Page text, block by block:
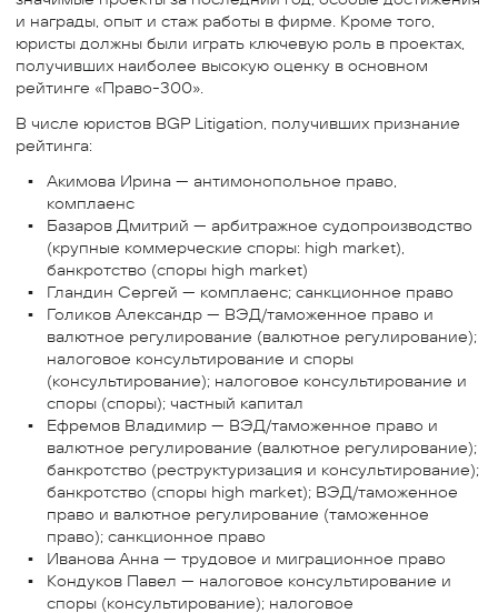
и награды, опыт и стаж работы в фирме. Кроме того,
юристы должны были играть ключевую роль в проектах,
получивших наиболее высокую оценку в основном
рейтинге «Право-300».
В числе юристов BGP Litigation, получивших признание
рейтинга:
Акимова Ирина — антимонопольное право,
комплаенс
Базаров Дмитрий — арбитражное судопроизводство
(крупные коммерческие споры: high market),
банкротство (споры high market)
Гландин Сергей — комплаенс; санкционное право
Голиков Александр — ВЭД/таможенное право и
валютное регулирование (валютное регулирование);
налоговое консультирование и споры
(консультирование); налоговое консультирование и
споры (споры); частный капитал
Ефремов Владимир — ВЭД/таможенное право и
валютное регулирование (валютное регулирование);
банкротство (реструктуризация и консультирование);
банкротство (споры high market); ВЭД/таможенное
право и валютное регулирование (таможенное
право); санкционное право
Иванова Анна — трудовое и миграционное право
Кондуков Павел — налоговое консультирование и
споры (консультирование); налоговое